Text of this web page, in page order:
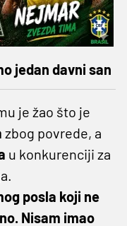
jedan davni san
je žao što je
zbog povrede, a
u konkurenciji za
posla koji ne
Nisam imao